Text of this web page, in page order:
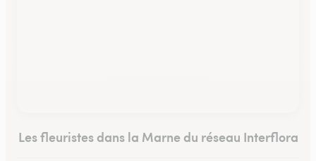
Les fleuristes dans la Marne du réseau Interflora